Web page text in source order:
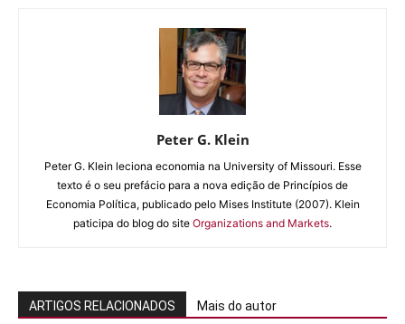
Peter G. Klein
Peter G. Klein leciona economia na University of Missouri. Esse
texto é o seu prefácio para a nova edição de Princípios de
Economia Política, publicado pelo Mises Institute (2007). Klein
paticipa do blog do site Organizations and Markets.
ARTIGOS RELACIONADOS Mais do autor